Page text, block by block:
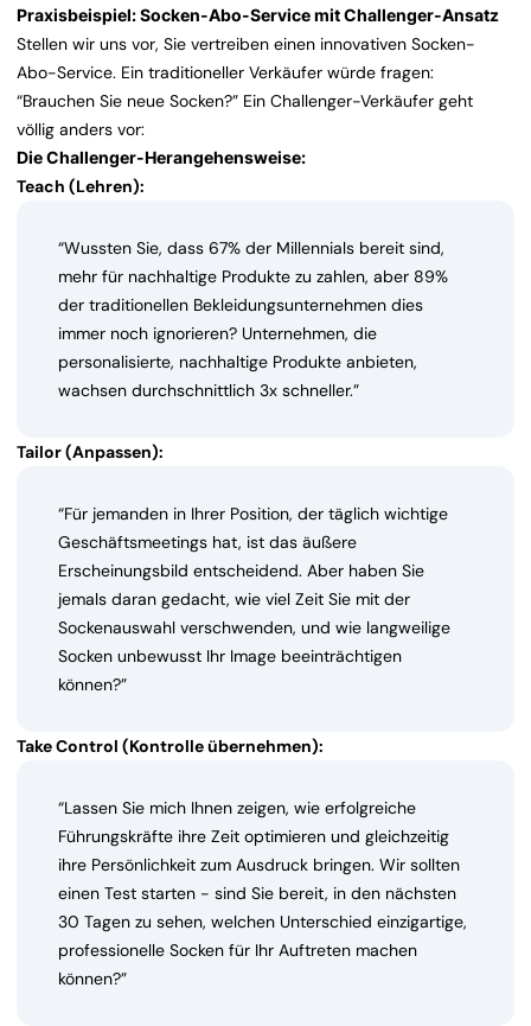
Praxisbeispiel: Socken-Abo-Service mit Challenger-Ansatz
Stellen wir uns vor, Sie vertreiben einen innovativen Socken-
Abo-Service. Ein traditioneller Verkäufer würde fragen:
“Brauchen Sie neue Socken?” Ein Challenger-Verkäufer geht
völlig anders vor:
Die Challenger-Herangehensweise:
Teach (Lehren):
“Wussten Sie, dass 67% der Millennials bereit sind,
mehr für nachhaltige Produkte zu zahlen, aber 89%
der traditionellen Bekleidungsunternehmen dies
immer noch ignorieren? Unternehmen, die
personalisierte, nachhaltige Produkte anbieten,
wachsen durchschnittlich 3x schneller.”
Tailor (Anpassen):
“Für jemanden in Ihrer Position, der täglich wichtige
Geschäftsmeetings hat, ist das äußere
Erscheinungsbild entscheidend. Aber haben Sie
jemals daran gedacht, wie viel Zeit Sie mit der
Sockenauswahl verschwenden, und wie langweilige
Socken unbewusst Ihr Image beeinträchtigen
können?”
Take Control (Kontrolle übernehmen):
“Lassen Sie mich Ihnen zeigen, wie erfolgreiche
Führungskräfte ihre Zeit optimieren und gleichzeitig
ihre Persönlichkeit zum Ausdruck bringen. Wir sollten
einen Test starten - sind Sie bereit, in den nächsten
30 Tagen zu sehen, welchen Unterschied einzigartige,
professionelle Socken für Ihr Auftreten machen
können?”